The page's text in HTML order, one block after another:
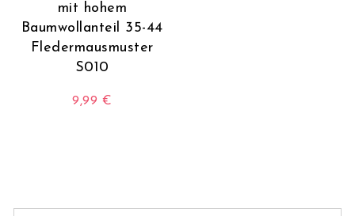
mit hohem
Baumwollanteil 35-44
Fledermausmuster
S010
9,99 €